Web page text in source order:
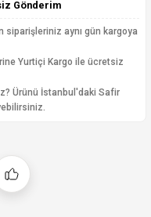
Gönderim
siparişleriniz aynı gün kargoya
Yurtiçi Kargo ile ücretsiz
Ürünü İstanbul'daki Safir